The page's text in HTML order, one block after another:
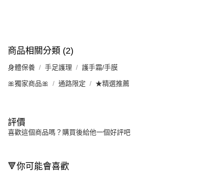
商品相關分類 (2)
身體保養 手足護理 護手霜/手膜
🎀獨家商品🎀 通路限定 ★精選推薦
評價
喜歡這個商品嗎？購買後給他一個好評吧
🔻你可能會喜歡